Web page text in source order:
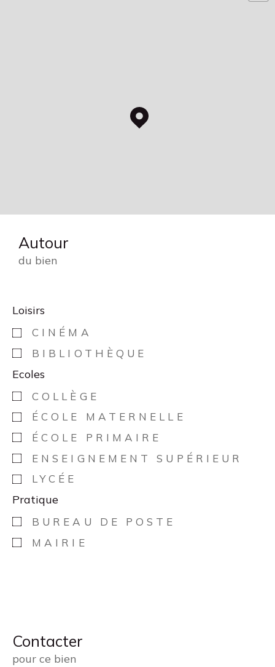
Autour
du bien
Loisirs
CINÉMA
BIBLIOTHÈQUE
Ecoles
COLLÈGE
ÉCOLE MATERNELLE
ÉCOLE PRIMAIRE
ENSEIGNEMENT SUPÉRIEUR
LYCÉE
Pratique
BUREAU DE POSTE
MAIRIE
Contacter
pour ce bien